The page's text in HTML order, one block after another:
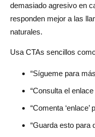
demasiado agresivo en
responden mejor a las
naturales.
Usa CTAs sencillos
“Sígueme para
“Consulta el enlace
“Comenta ‘enlace’
“Guarda esto para